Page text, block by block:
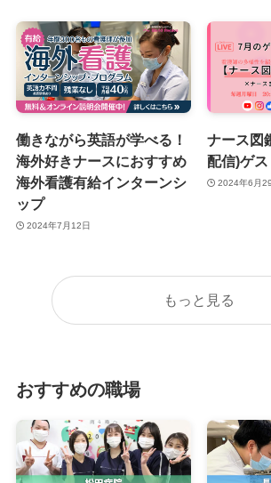
働きながら英語が学べる！
海外好きナースにおすすめ
海外看護有給インターンシ
ップ
2024年7月12日
ナース
配信)ゲ
2024年6月
もっと見る
おすすめの職場